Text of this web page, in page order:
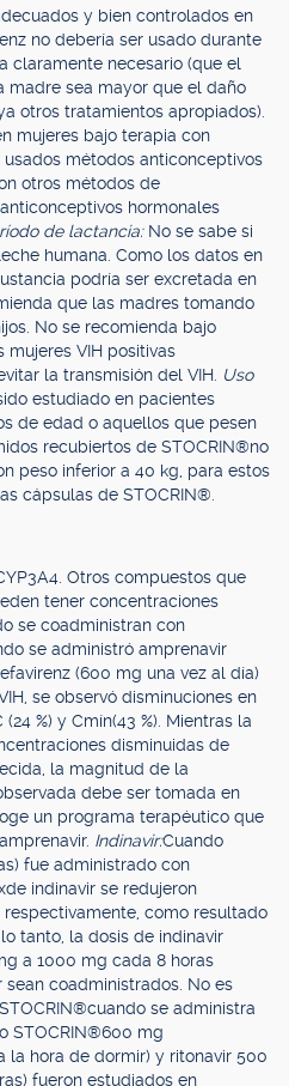
y bien controlados en
no debería ser usado durante
claramente necesario (que el
madre sea mayor que el daño
otros tratamientos apropiados).
mujeres bajo terapia con
métodos anticonceptivos
otros métodos de
hormonales
de lactancia: No se sabe si
humana. Como los datos en
podría ser excretada en
que las madres tomando
No se recomienda bajo
mujeres VIH positivas
la transmisión del VIH.
Uso
estudiado en pacientes
de edad o aquellos que pesen
recubiertos de STOCRIN®no
peso inferior a 40 kg, para estos
cápsulas de STOCRIN®.
Otros compuestos que
tener concentraciones
se coadministran con
se administró amprenavir
(600 mg una vez al día)
se observó disminuciones en
%) y Cmín(43 %). Mientras la
disminuidas de
la magnitud de la
debe ser tomada en
un programa terapéutico que
Indinavir:Cuando
fue administrado con
indinavir se redujeron
respectivamente, como resultado
tanto, la dosis de indinavir
a 1000 mg cada 8 horas
coadministrados. No es
se administra
STOCRIN®600 mg
la hora de dormir) y ritonavir 500
fueron estudiados en